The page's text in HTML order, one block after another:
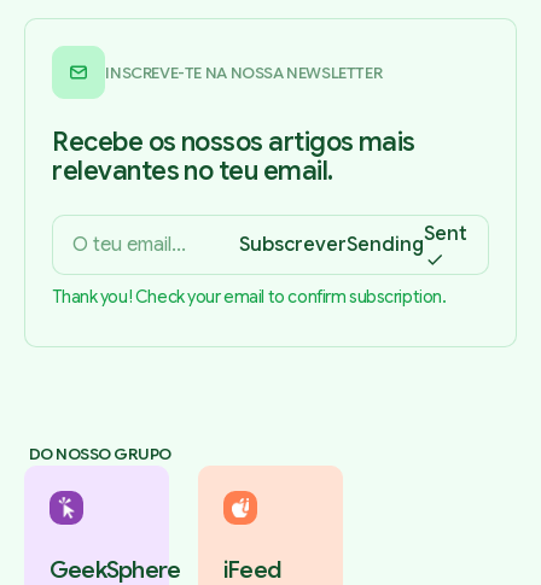
INSCREVE-TE NA NOSSA NEWSLETTER
Recebe os nossos artigos mais
relevantes no teu email.
SubscreverSendingSent
Thank you! Check your email to confirm subscription.
DO NOSSO GRUPO
GeekSphere iFeed